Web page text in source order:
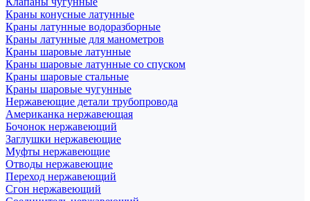
Краны конусные латунные
Краны латунные водоразборные
Краны латунные для манометров
Краны шаровые латунные
Краны шаровые латунные со спуском
Краны шаровые стальные
Краны шаровые чугунные
Нержавеющие детали трубопровода
Американка нержавеющая
Бочонок нержавеющий
Заглушки нержавеющие
Муфты нержавеющие
Отводы нержавеющие
Переход нержавеющий
Сгон нержавеющий